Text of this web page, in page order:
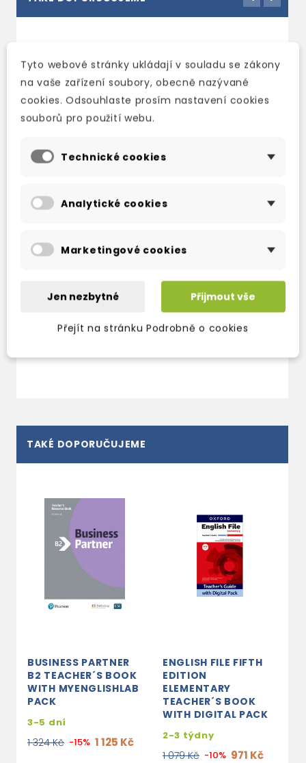
ELEMENTARY
WORKBOOK WITH
skladem (ihned
expedujeme)
-15% 375 Kč
ELEMENTARY
WORKBOOK
skladem (ihned
expedujeme)
441 Kč -15% 375 Kč
TAKÉ DOPORUČUJEME
BUSINESS PARTNER
B2 TEACHER´S BOOK
WITH MYENGLISHLAB
PACK
3-5 dní
1 324 Kč -15% 1 125 Kč
ENGLISH FILE FIFTH
EDITION
ELEMENTARY
TEACHER´S BOOK
WITH DIGITAL PACK
2-3 týdny
1 079 Kč -10% 971 Kč
Tyto webové stránky ukládají v souladu se zákony
na vaše zařízení soubory, obecně nazývané
cookies. Odsouhlaste prosím nastavení cookies
souborů pro použití webu.
Technické cookies
Analytické cookies
Marketingové cookies
Jen nezbytné Přijmout vše
Přejít na stránku Podrobně o cookies